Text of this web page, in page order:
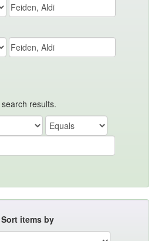
results.
Sort items by